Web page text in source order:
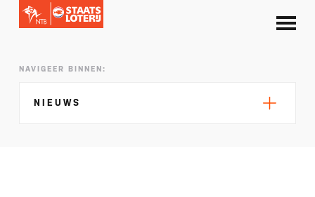
NAVIGEER BINNEN:
NIEUWS